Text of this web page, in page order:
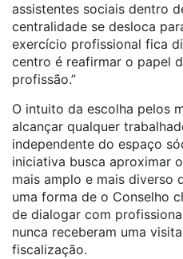
assistentes sociais dentro
centralidade se desloca
exercício profissional fica
centro é reafirmar o papel
profissão.”
O intuito da escolha pelos
alcançar qualquer
independente do espaço
iniciativa busca aproximar
mais amplo e mais diverso
uma forma de o Conselho
de dialogar com
nunca receberam uma
fiscalização.